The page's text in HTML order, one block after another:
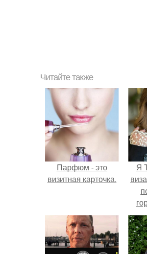
Читайте также
Парфюм - это
визитная карточка.
Я